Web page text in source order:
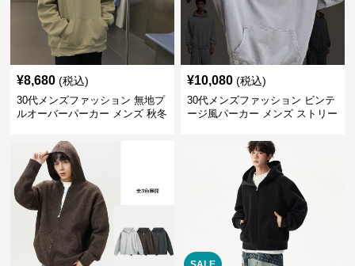
¥8,680 (税込)
30代メンズファッション 無地プ
ルオーバーパーカー メンズ 秋冬
¥10,080 (税込)
30代メンズファッション ビンテ
ージ風パーカー メンズ ストリー